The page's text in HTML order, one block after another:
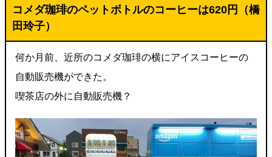
コメダ珈琲のペットボトルのコーヒーは620円（橋
田玲子）
何か月前、近所のコメダ珈琲の横にアイスコーヒーの
自動販売機ができた。
喫茶店の外に自動販売機？